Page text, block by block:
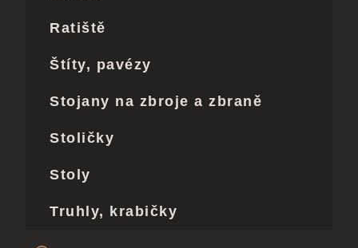
Ratiště
Štíty, pavézy
Stojany na zbroje a zbraně
Stoličky
Stoly
Truhly, krabičky